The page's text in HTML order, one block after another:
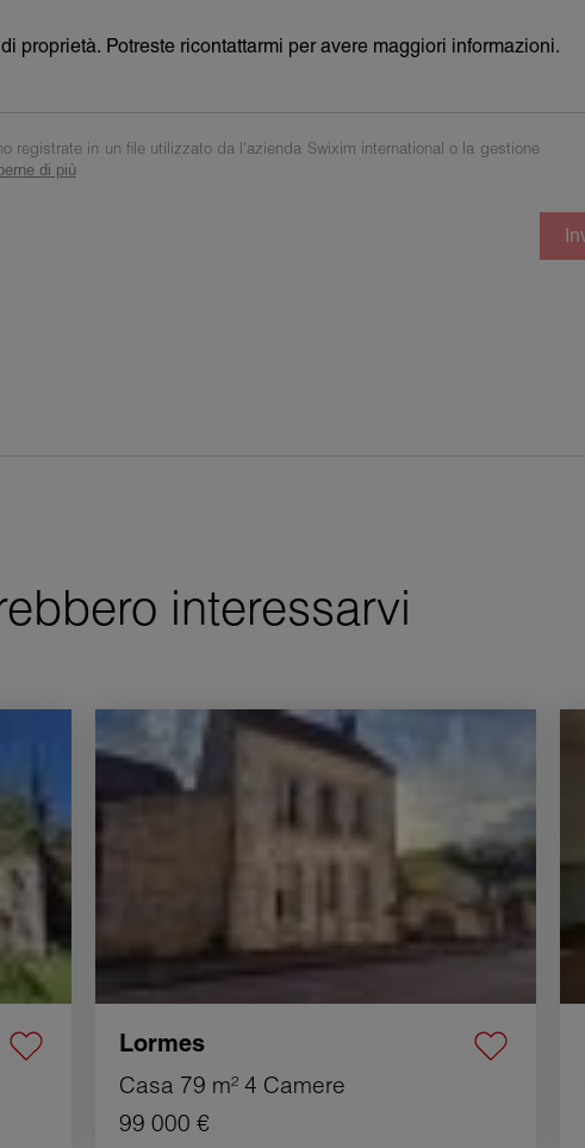
registrate in un file utilizzato da l'azienda Swixim international o la gestione
di più
interessarvi
Vendita Casa Lormes 4 Camere 79 m²
Lormes
Casa 79 m² 4 Camere
99 000 €